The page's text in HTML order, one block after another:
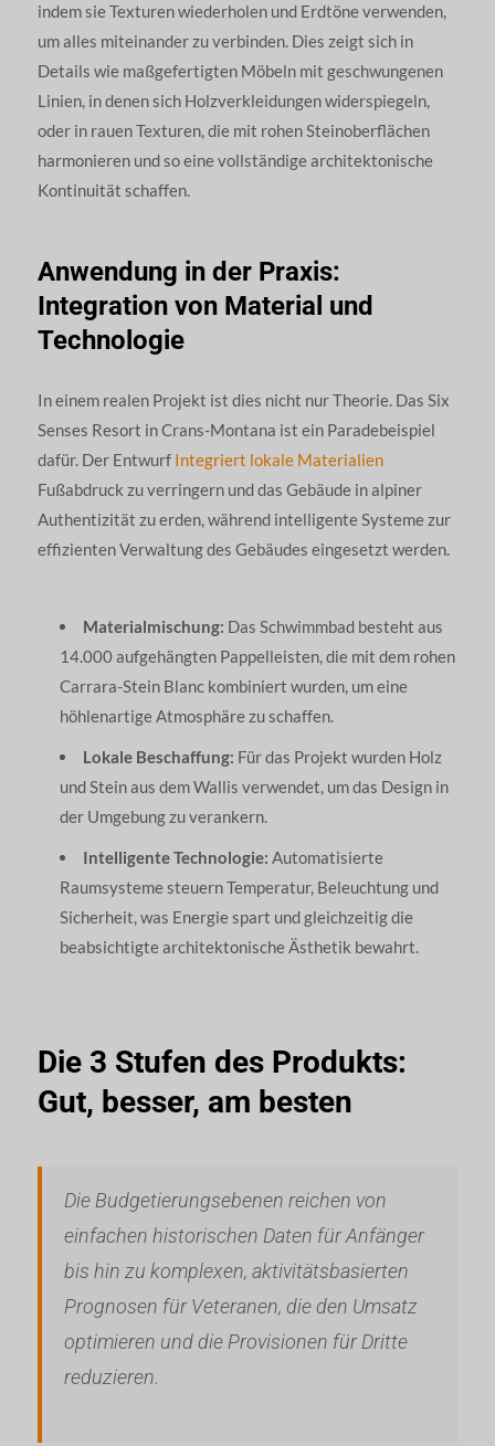
indem sie Texturen wiederholen und Erdtöne verwenden,
um alles miteinander zu verbinden. Dies zeigt sich in
Details wie maßgefertigten Möbeln mit geschwungenen
Linien, in denen sich Holzverkleidungen widerspiegeln,
oder in rauen Texturen, die mit rohen Steinoberflächen
harmonieren und so eine vollständige architektonische
Kontinuität schaffen.
Anwendung in der Praxis:
Integration von Material und
Technologie
In einem realen Projekt ist dies nicht nur Theorie. Das Six
Senses Resort in Crans-Montana ist ein Paradebeispiel
dafür. Der Entwurf Integriert lokale Materialien
Fußabdruck zu verringern und das Gebäude in alpiner
Authentizität zu erden, während intelligente Systeme zur
effizienten Verwaltung des Gebäudes eingesetzt werden.
Materialmischung: Das Schwimmbad besteht aus
14.000 aufgehängten Pappelleisten, die mit dem rohen
Carrara-Stein Blanc kombiniert wurden, um eine
höhlenartige Atmosphäre zu schaffen.
Lokale Beschaffung: Für das Projekt wurden Holz
und Stein aus dem Wallis verwendet, um das Design in
der Umgebung zu verankern.
Intelligente Technologie: Automatisierte
Raumsysteme steuern Temperatur, Beleuchtung und
Sicherheit, was Energie spart und gleichzeitig die
beabsichtigte architektonische Ästhetik bewahrt.
Die 3 Stufen des Produkts:
Gut, besser, am besten
Die Budgetierungsebenen reichen von
einfachen historischen Daten für Anfänger
bis hin zu komplexen, aktivitätsbasierten
Prognosen für Veteranen, die den Umsatz
optimieren und die Provisionen für Dritte
reduzieren.